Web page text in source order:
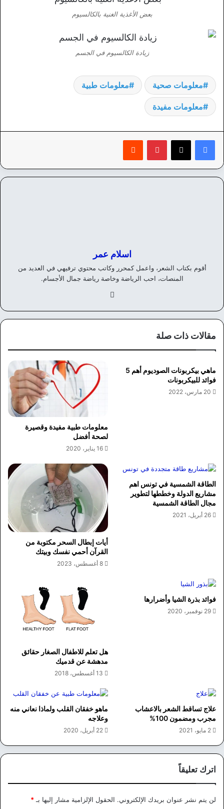
بعض الأغذية الغنية بالكالسيوم
زيادة الكالسيوم في الجسم
معلومات صحية معلومات طبية
معلومات مفيدة
بينتيريست
اسلام عمر
أقوم بكتاب الشعر، واعمل كمحرر وكاتب محتوي ترفيهي في العديد من
المنصات، احب الرياضة وخاصة رياضة جمال الأجسام.
وك
مقالات ذات صلة
ماهي بيكربونات الصوديوم أهم 5
فوائد للبيكربونات
20 مارس، 2022
معلومات طبية مفيدة وقصيرة
لصحة أفضل
16 يناير، 2020
الطاقة الشمسية في تونس اهم
مشاريع الدولة وخططها لتطوير
مجال الطاقة الشمسية
26 أبريل، 2021
أيات إبطال السحر مكتوبة من
القرآن أحمي نفسك وبيتك
8 أغسطس، 2023
فوائد بذرة الشيا وأضرارها
29 نوفمبر، 2020
هل تعلم للاطفال الصغار حقائق
مدهشة عن قدميك
13 أغسطس، 2018
علاج تساقط الشعر بالاعشاب
مجرب ومضمون 100%
2 مايو، 2021
ماهو خفقان القلب ولماذا نعاني منه
وعلاجه
22 أبريل، 2020
اترك تعليقاً
لن يتم نشر عنوان بريدك الإلكتروني. الحقول الإلزامية مشار إليها بـ *